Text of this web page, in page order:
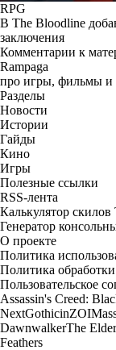
RPG
В The Bloodline
заключения
Комментарии к
Rampaga
про игры, фильмы и
Разделы
Новости
Истории
Гайды
Кино
Игры
Полезные ссылки
RSS-лента
Калькулятор
Генератор
О проекте
Политика
Политика
Пользовательское
Assassin's Creed:
NextGothicinZOI
DawnwalkerThe
Feathers